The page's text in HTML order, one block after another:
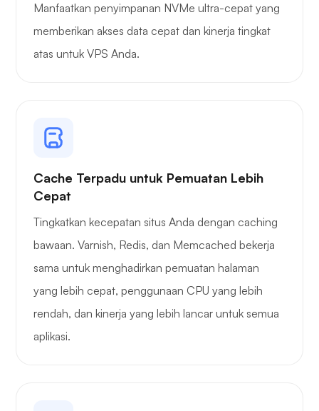
Manfaatkan penyimpanan NVMe ultra-cepat yang
memberikan akses data cepat dan kinerja tingkat
atas untuk VPS Anda.
Cache Terpadu untuk Pemuatan Lebih
Cepat
Tingkatkan kecepatan situs Anda dengan caching
bawaan. Varnish, Redis, dan Memcached bekerja
sama untuk menghadirkan pemuatan halaman
yang lebih cepat, penggunaan CPU yang lebih
rendah, dan kinerja yang lebih lancar untuk semua
aplikasi.